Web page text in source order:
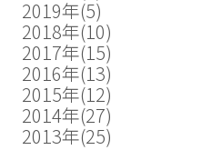
2019年(5)
2018年(10)
2017年(15)
2016年(13)
2015年(12)
2014年(27)
2013年(25)